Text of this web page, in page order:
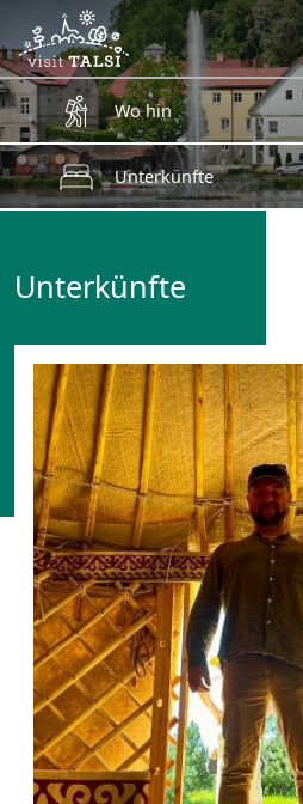
Zum Hauptinhalt springen
Wo hin
Unterkünfte
Unterkünfte